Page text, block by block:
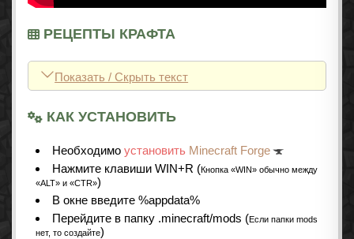
РЕЦЕПТЫ КРАФТА
Показать / Скрыть текст
КАК УСТАНОВИТЬ
Необходимо установить Minecraft Forge
Нажмите клавиши WIN+R (Кнопка «WIN» обычно между
«ALT» и «CTR»)
В окне введите %appdata%
Перейдите в папку .minecraft/mods (Если папки mods
нет, то создайте)